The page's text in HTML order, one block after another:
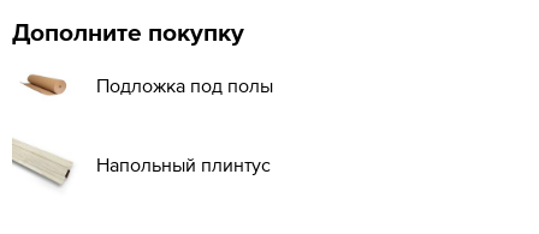
Дополните покупку
Подложка под полы
Напольный плинтус